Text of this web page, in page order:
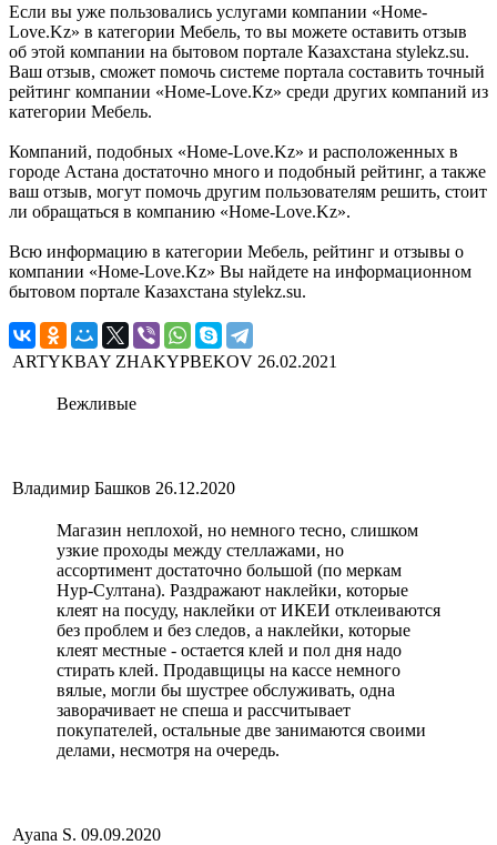
Если вы уже пользовались услугами компании «Номе-
Love.Kz» в категории Мебель, то вы можете оставить отзыв
об этой компании на бытовом портале Казахстана stylekz.su.
Ваш отзыв, сможет помочь системе портала составить точный
рейтинг компании «Номе-Love.Kz» среди других компаний из
категории Мебель.
Компаний, подобных «Номе-Love.Kz» и расположенных в
городе Астана достаточно много и подобный рейтинг, а также
ваш отзыв, могут помочь другим пользователям решить, стоит
ли обращаться в компанию «Номе-Love.Kz».
Всю информацию в категории Мебель, рейтинг и отзывы о
компании «Номе-Love.Kz» Вы найдете на информационном
бытовом портале Казахстана stylekz.su.
ARTYKBAY ZHAKYPBEKOV 26.02.2021
Вежливые
Владимир Башков 26.12.2020
Магазин неплохой, но немного тесно, слишком
узкие проходы между стеллажами, но
ассортимент достаточно большой (по меркам
Нур-Султана). Раздражают наклейки, которые
клеят на посуду, наклейки от ИКЕИ отклеиваются
без проблем и без следов, а наклейки, которые
клеят местные - остается клей и пол дня надо
стирать клей. Продавщицы на кассе немного
вялые, могли бы шустрее обслуживать, одна
заворачивает не спеша и рассчитывает
покупателей, остальные две занимаются своими
делами, несмотря на очередь.
Ayana S. 09.09.2020